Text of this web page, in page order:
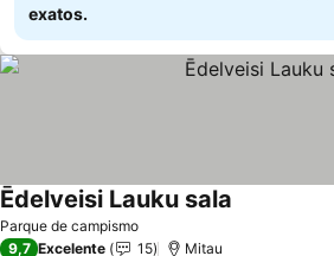
exatos.
Parque de campismo
Ēdelveisi Lauku sala
9,7 Excelente 15 Mitau